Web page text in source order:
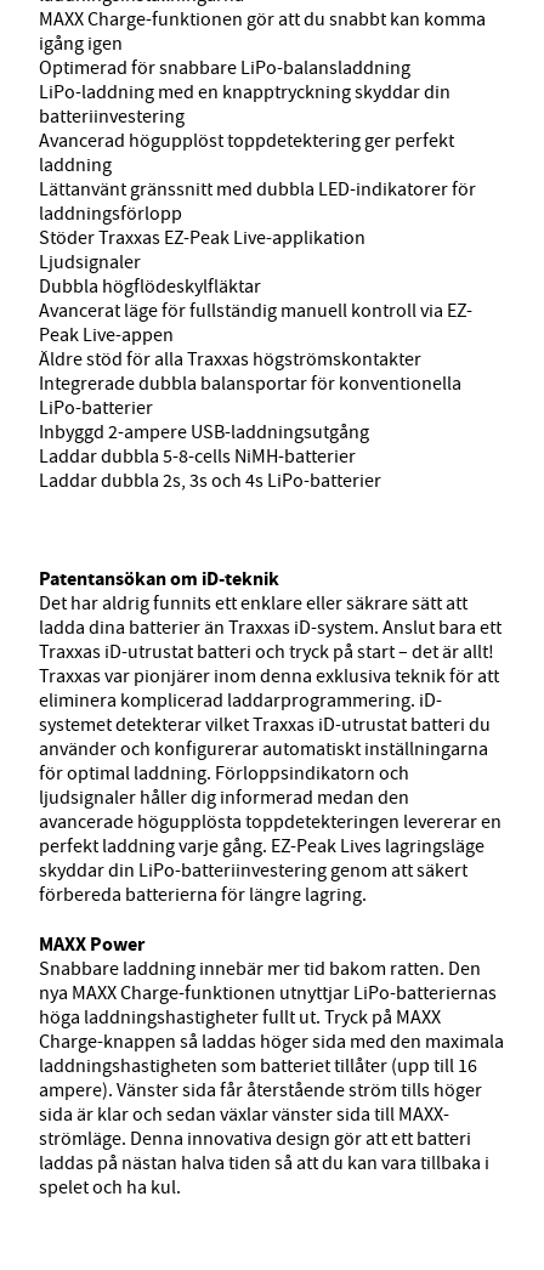
MAXX Charge-funktionen gör att du snabbt kan komma
igång igen
Optimerad för snabbare LiPo-balansladdning
LiPo-laddning med en knapptryckning skyddar din
batteriinvestering
Avancerad högupplöst toppdetektering ger perfekt
laddning
Lättanvänt gränssnitt med dubbla LED-indikatorer för
laddningsförlopp
Stöder Traxxas EZ-Peak Live-applikation
Ljudsignaler
Dubbla högflödeskylfläktar
Avancerat läge för fullständig manuell kontroll via EZ-
Peak Live-appen
Äldre stöd för alla Traxxas högströmskontakter
Integrerade dubbla balansportar för konventionella
LiPo-batterier
Inbyggd 2-ampere USB-laddningsutgång
Laddar dubbla 5-8-cells NiMH-batterier
Laddar dubbla 2s, 3s och 4s LiPo-batterier
Patentansökan om iD-teknik
Det har aldrig funnits ett enklare eller säkrare sätt att
ladda dina batterier än Traxxas iD-system. Anslut bara ett
Traxxas iD-utrustat batteri och tryck på start – det är allt!
Traxxas var pionjärer inom denna exklusiva teknik för att
eliminera komplicerad laddarprogrammering. iD-
systemet detekterar vilket Traxxas iD-utrustat batteri du
använder och konfigurerar automatiskt inställningarna
för optimal laddning. Förloppsindikatorn och
ljudsignaler håller dig informerad medan den
avancerade högupplösta toppdetekteringen levererar en
perfekt laddning varje gång. EZ-Peak Lives lagringsläge
skyddar din LiPo-batteriinvestering genom att säkert
förbereda batterierna för längre lagring.
MAXX Power
Snabbare laddning innebär mer tid bakom ratten. Den
nya MAXX Charge-funktionen utnyttjar LiPo-batteriernas
höga laddningshastigheter fullt ut. Tryck på MAXX
Charge-knappen så laddas höger sida med den maximala
laddningshastigheten som batteriet tillåter (upp till 16
ampere). Vänster sida får återstående ström tills höger
sida är klar och sedan växlar vänster sida till MAXX-
strömläge. Denna innovativa design gör att ett batteri
laddas på nästan halva tiden så att du kan vara tillbaka i
spelet och ha kul.